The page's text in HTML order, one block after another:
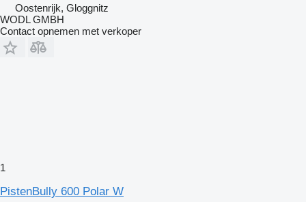
Oostenrijk, Gloggnitz
WODL GMBH
Contact opnemen met verkoper
1
PistenBully 600 Polar W